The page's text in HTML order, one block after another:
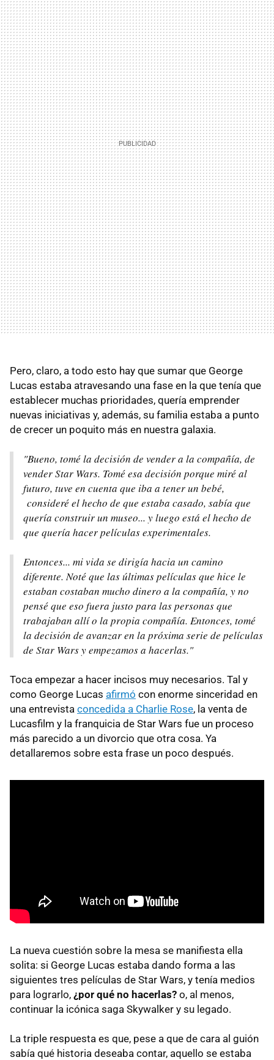
Pero, claro, a todo esto hay que sumar que George
Lucas estaba atravesando una fase en la que tenía que
establecer muchas prioridades, quería emprender
nuevas iniciativas y, además, su familia estaba a punto
de crecer un poquito más en nuestra galaxia.
"Bueno, tomé la decisión de vender a la compañía, de
vender Star Wars. Tomé esa decisión porque miré al
futuro, tuve en cuenta que iba a tener un bebé,
consideré el hecho de que estaba casado, sabía que
quería construir un museo... y luego está el hecho de
que quería hacer películas experimentales.
Entonces... mi vida se dirigía hacia un camino
diferente. Noté que las últimas películas que hice le
estaban costaban mucho dinero a la compañía, y no
pensé que eso fuera justo para las personas que
trabajaban allí o la propia compañía. Entonces, tomé
la decisión de avanzar en la próxima serie de películas
de Star Wars y empezamos a hacerlas."
Toca empezar a hacer incisos muy necesarios. Tal y
como George Lucas afirmó con enorme sinceridad en
una entrevista concedida a Charlie Rose, la venta de
Lucasfilm y la franquicia de Star Wars fue un proceso
más parecido a un divorcio que otra cosa. Ya
detallaremos sobre esta frase un poco después.
La nueva cuestión sobre la mesa se manifiesta ella
solita: si George Lucas estaba dando forma a las
siguientes tres películas de Star Wars, y tenía medios
para lograrlo, ¿por qué no hacerlas? o, al menos,
continuar la icónica saga Skywalker y su legado.
La triple respuesta es que, pese a que de cara al guión
sabía qué historia deseaba contar, aquello se estaba